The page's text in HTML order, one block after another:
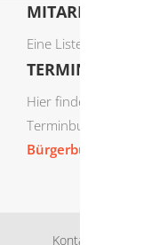
Eine Liste der
TERMIN
Hier finden Sie die
Terminbuchung:
Bürgerbüro
Kontakt